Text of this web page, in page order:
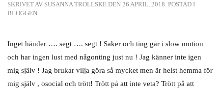
SKRIVET AV SUSANNA TROLLSKE DEN 26 APRIL, 2018. POSTAD I
BLOGGEN.
Inget händer …. segt …. segt ! Saker och ting går i slow motion
och har ingen lust med någonting just nu ! Jag känner inte igen
mig själv ! Jag brukar vilja göra så mycket men är helst hemma för
mig själv , osocial och trött! Trött på att inte veta? Trött på att